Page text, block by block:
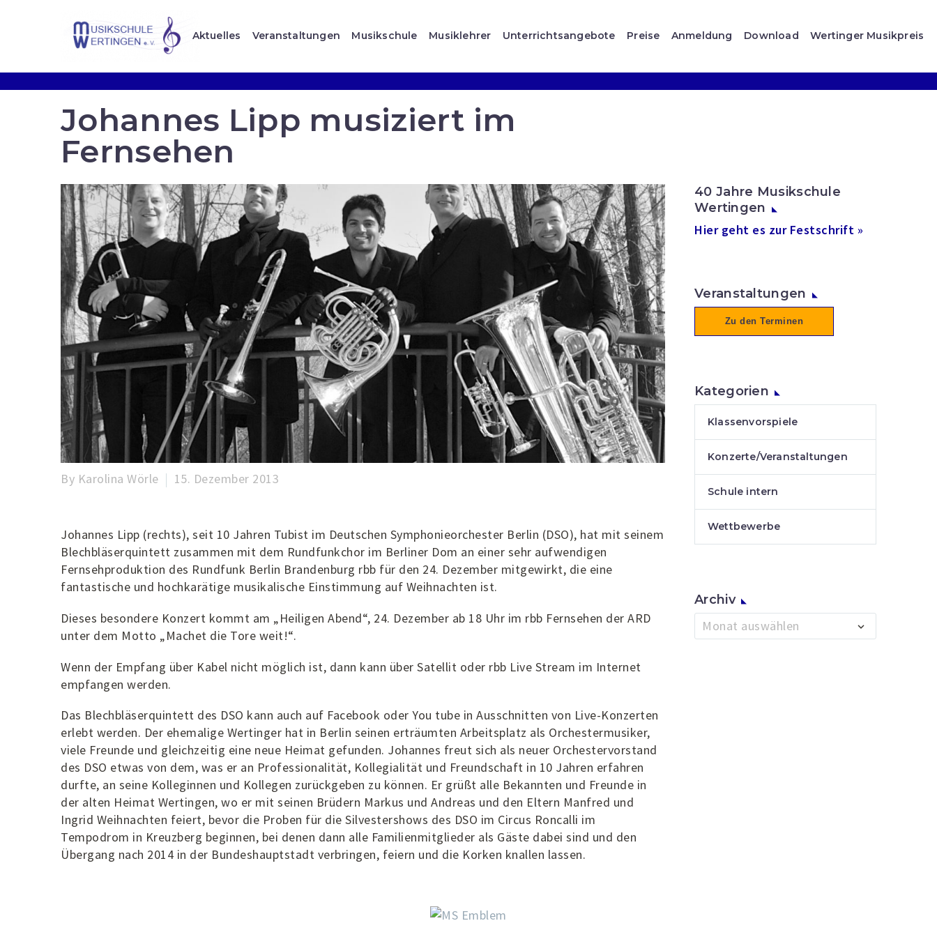
Aktuelles Veranstaltungen Musikschule Musiklehrer Unterrichtsangebote Preise Anmeldung Download Wertinger Musikpreis
Johannes Lipp musiziert im
Fernsehen
By Karolina Wörle 15. Dezember 2013
Johannes Lipp (rechts), seit 10 Jahren Tubist im Deutschen Symphonieorchester Berlin (DSO), hat mit seinem
Blechbläserquintett zusammen mit dem Rundfunkchor im Berliner Dom an einer sehr aufwendigen
Fernsehproduktion des Rundfunk Berlin Brandenburg rbb für den 24. Dezember mitgewirkt, die eine
fantastische und hochkarätige musikalische Einstimmung auf Weihnachten ist.
Dieses besondere Konzert kommt am „Heiligen Abend“, 24. Dezember ab 18 Uhr im rbb Fernsehen der ARD
unter dem Motto „Machet die Tore weit!“.
Wenn der Empfang über Kabel nicht möglich ist, dann kann über Satellit oder rbb Live Stream im Internet
empfangen werden.
Das Blechbläserquintett des DSO kann auch auf Facebook oder You tube in Ausschnitten von Live-Konzerten
erlebt werden. Der ehemalige Wertinger hat in Berlin seinen erträumten Arbeitsplatz als Orchestermusiker,
viele Freunde und gleichzeitig eine neue Heimat gefunden. Johannes freut sich als neuer Orchestervorstand
des DSO etwas von dem, was er an Professionalität, Kollegialität und Freundschaft in 10 Jahren erfahren
durfte, an seine Kolleginnen und Kollegen zurückgeben zu können. Er grüßt alle Bekannten und Freunde in
der alten Heimat Wertingen, wo er mit seinen Brüdern Markus und Andreas und den Eltern Manfred und
Ingrid Weihnachten feiert, bevor die Proben für die Silvestershows des DSO im Circus Roncalli im
Tempodrom in Kreuzberg beginnen, bei denen dann alle Familienmitglieder als Gäste dabei sind und den
Übergang nach 2014 in der Bundeshauptstadt verbringen, feiern und die Korken knallen lassen.
40 Jahre Musikschule
Wertingen
Hier geht es zur Festschrift »
Veranstaltungen
Zu den Terminen
Kategorien
Klassenvorspiele
Konzerte/Veranstaltungen
Schule intern
Wettbewerbe
Archiv
Archiv
Monat auswählen